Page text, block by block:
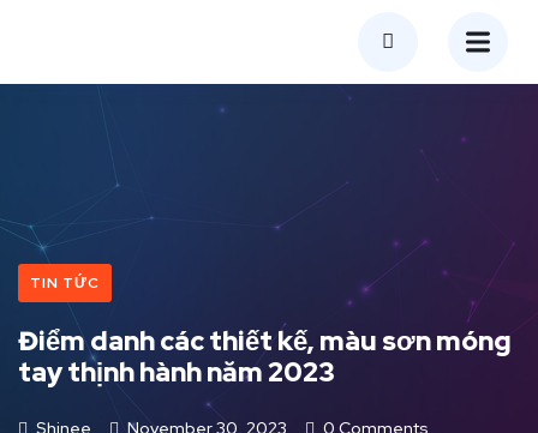
TIN TỨC
Điểm danh các thiết kế, màu sơn móng
tay thịnh hành năm 2023
Shinee November 30, 2023
0 Comments